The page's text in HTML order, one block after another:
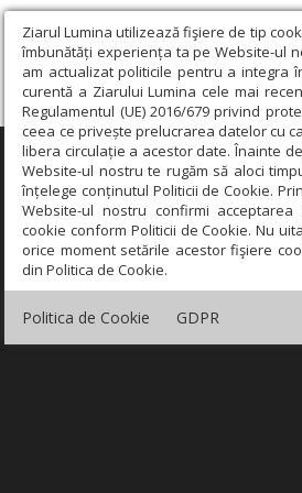
Ziarul Lumina utilizează fişiere de tip
îmbunătăți experiența ta pe Website-ul
am actualizat politicile pentru a integra
curentă a Ziarului Lumina cele mai
Regulamentul (UE) 2016/679 privind
ceea ce privește prelucrarea datelor cu
libera circulație a acestor date. Înainte
Website-ul nostru te rugăm să aloci
înțelege conținutul Politicii de Cookie.
Website-ul nostru confirmi
cookie conform Politicii de Cookie. Nu
orice moment setările acestor fişiere
din Politica de Cookie.
Politica de Cookie GDPR